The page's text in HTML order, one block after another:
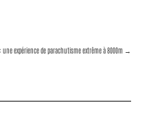
: une expérience de parachutisme extrême à 8000m →